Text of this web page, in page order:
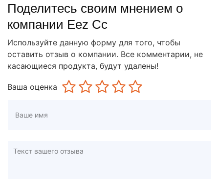
Поделитесь своим мнением о
компании Eez Cc
Используйте данную форму для того, чтобы
оставить отзыв о компании. Все комментарии, не
касающиеся продукта, будут удалены!
Ваша оценка